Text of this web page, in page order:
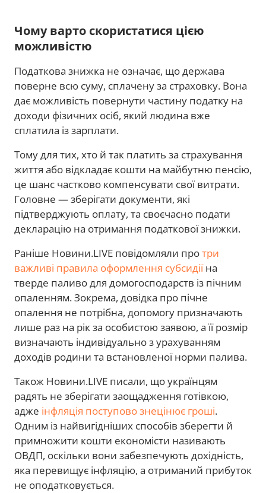
Чому варто скористатися цією
можливістю
Податкова знижка не означає, що держава
поверне всю суму, сплачену за страховку. Вона
дає можливість повернути частину податку на
доходи фізичних осіб, який людина вже
сплатила із зарплати.
Тому для тих, хто й так платить за страхування
життя або відкладає кошти на майбутню пенсію,
це шанс частково компенсувати свої витрати.
Головне — зберігати документи, які
підтверджують оплату, та своєчасно подати
декларацію на отримання податкової знижки.
Раніше Новини.LIVE повідомляли протри
важливі правила оформлення субсидіїна
тверде паливо для домогосподарств із пічним
опаленням. Зокрема, довідка про пічне
опалення не потрібна, допомогу призначають
лише раз на рік за особистою заявою, а її розмір
визначають індивідуально з урахуванням
доходів родини та встановленої норми палива.
Також Новини.LIVE писали, що українцям
радять не зберігати заощадження готівкою,
адже інфляція поступово знецінює гроші.
Одним із найвигідніших способів зберегти й
примножити кошти економісти називають
ОВДП, оскільки вони забезпечують дохідність,
яка перевищує інфляцію, а отриманий прибуток
не оподатковується.